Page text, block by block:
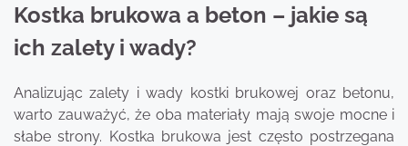
Kostka brukowa a beton – jakie są
ich zalety i wady?
Analizując zalety i wady kostki brukowej oraz betonu,
warto zauważyć, że oba materiały mają swoje mocne i
słabe strony. Kostka brukowa jest często postrzegana